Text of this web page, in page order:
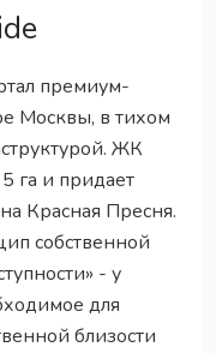
премиум-
Москвы, в тихом
ЖК
га и придает
Красная Пресня.
собственной
- у
для
близости